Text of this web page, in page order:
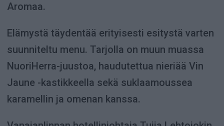
Aromaa.
Elämystä täydentää erityisesti esitystä varten
suunniteltu menu. Tarjolla on muun muassa
NuoriHerra-juustoa, haudutettua nieriää Vin
Jaune -kastikkeella sekä suklaamoussea
karamellin ja omenan kanssa.